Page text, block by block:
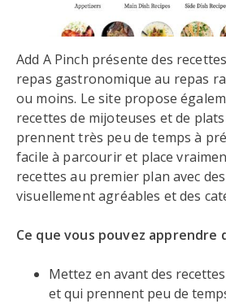
Add A Pinch présente des
repas gastronomique au repas
ou moins. Le site propose
recettes de mijoteuses et de
prennent très peu de temps à
facile à parcourir et place
recettes au premier plan avec
visuellement agréables et des
Ce que vous pouvez apprendre
Mettez en avant des
et qui prennent peu de